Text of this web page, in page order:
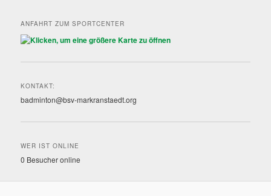
ANFAHRT ZUM SPORTCENTER
KONTAKT:
badminton@bsv-markranstaedt.org
WER IST ONLINE
0 Besucher online